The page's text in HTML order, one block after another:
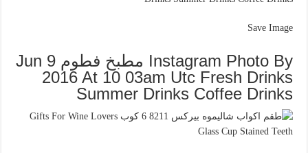
Save Image
Instagram Photo By مطبخ فطوم Jun 9
2016 At 10 03am Utc Fresh Drinks
Summer Drinks Coffee Drinks